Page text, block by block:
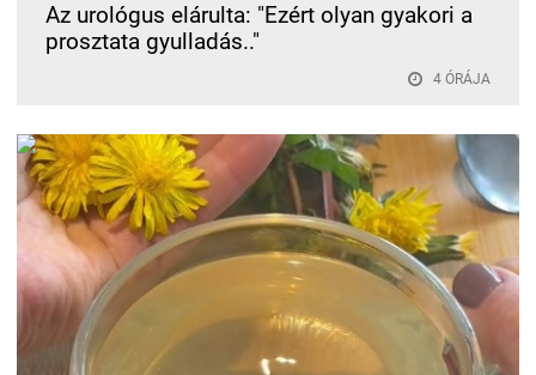
Az urológus elárulta: "Ezért olyan gyakori a
prosztata gyulladás.."
4 ÓRÁJA